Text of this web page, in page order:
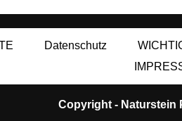
Datenschutz
Copyright - Naturstein